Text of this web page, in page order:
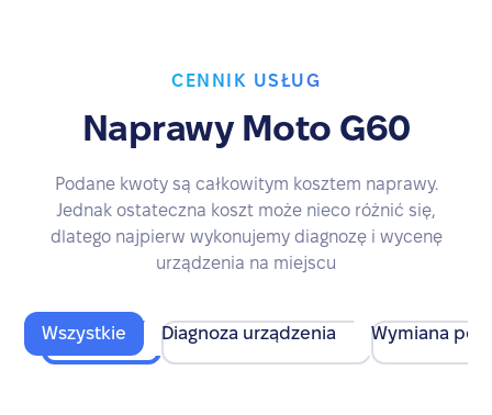
CENNIK USŁUG
Naprawy Moto G60
Podane kwoty są całkowitym kosztem naprawy.
Jednak ostateczna koszt może nieco różnić się,
dlatego najpierw wykonujemy diagnozę i wycenę
urządzenia na miejscu
Wszystkie Diagnoza urządzenia Wymiana